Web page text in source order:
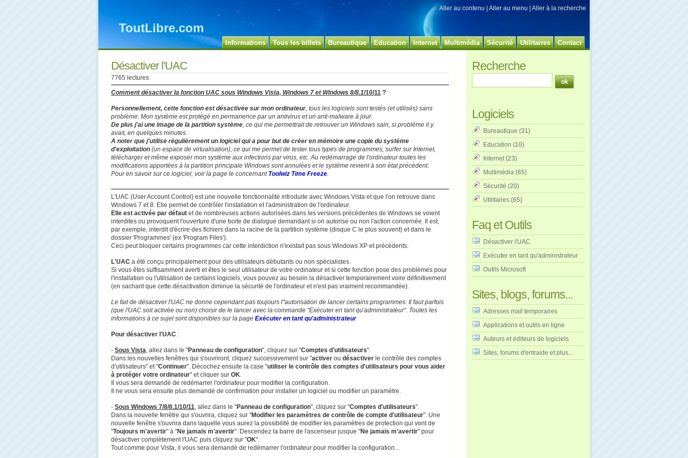
ToutLibre.com
Aller au contenu Aller au menu Aller à la recherche
Informations Tous les billets Bureautique Education Internet Multimédia Sécurité Utilitaires Contact
Désactiver l'UAC
7765 lectures
Comment désactiver la fonction UAC sous Windows Vista, Windows 7 et Windows 8/8.1/10/11 ?
Personnellement, cette fonction est désactivée sur mon ordinateur, tous les logiciels sont testés (et utilisés) sans
problème. Mon système est protégé en permanence par un antivirus et un anti-malware à jour.
De plus j'ai une image de la partition système, ce qui me permettrait de retrouver un Windows sain, si problème il y
avait, en quelques minutes.
A noter que j'utilise régulièrement un logiciel qui a pour but de créer en mémoire une copie du système
d'exploitation (un espace de virtualisation), ce qui me permet de tester tous types de programmes, surfer sur Internet,
télécharger et même exposer mon système aux infections par virus, etc. Au redémarrage de l'ordinateur toutes les
modifications apportées à la partition principale Windows sont annulées et le système revient à son état précédent.
Pour en savoir sur ce logiciel, voir la page le concernant Toolwiz Time Freeze.
L'UAC (User Account Control) est une nouvelle fonctionnalité introduite avec Windows Vista et que l'on retrouve dans
Windows 7 et 8. Elle permet de contrôler l'installation et l'administration de l'ordinateur.
Elle est activée par défaut et de nombreuses actions autorisées dans les versions précédentes de Windows se voient
interdites ou provoquent l'ouverture d'une boite de dialogue demandant si on autorise ou non l'action concernée. Il est,
par exemple, interdit d'écrire des fichiers dans la racine de la partition système (disque C le plus souvent) et dans le
dossier 'Programmes' (ex 'Program Files').
Ceci peut bloquer certains programmes car cette interdiction n'existait pas sous Windows XP et précédents.
L'UAC a été conçu principalement pour des utilisateurs débutants ou non spécialistes.
Si vous êtes suffisamment averti et êtes le seul utilisateur de votre ordinateur et si cette fonction pose des problèmes pour
l'installation ou l'utilisation de certains logiciels, vous pouvez au besoin la désactiver temporairement voire définitivement
(en sachant que cette désactivation diminue la sécurité de l'ordinateur et n'est pas vraiment recommandée).
Le fait de désactiver l'UAC ne donne cependant pas toujours l''autorisation de lancer certains programmes. Il faut parfois
(que l'UAC soit activée ou non) choisir de le lancer avec la commande "Exécuter en tant qu'administrateur". Toutes les
informations à ce sujet sont disponibles sur la page Exécuter en tant qu'administrateur
Pour désactiver l'UAC :
- Sous Vista, allez dans le "Panneau de configuration", cliquez sur "Comptes d'utilisateurs".
Dans les nouvelles fenêtres qui s'ouvriront, cliquez successivement sur "activer ou désactiver le contrôle des comptes
d'utilisateurs" et "Continuer". Décochez ensuite la case "utiliser le contrôle des comptes d'utilisateurs pour vous aider
à protéger votre ordinateur" et cliquer sur OK.
Il vous sera demandé de redémarrer l'ordinateur pour modifier la configuration.
Il ne vous sera ensuite plus demandé de confirmation pour installer un logiciel ou modifier un paramètre.
- Sous Windows 7/8/8.1/10/11, allez dans le "Panneau de configuration", cliquez sur "Comptes d'utilisateurs".
Dans la nouvelle fenêtre qui s'ouvrira, cliquez sur "Modifier les paramètres de contrôle de compte d'utilisateur". Une
nouvelle fenêtre s'ouvrira dans laquelle vous aurez la possibilité de modifier les paramètres de protection qui vont de
"Toujours m'avertir" à "Ne jamais m'avertir". Descendez la barre de l'ascenseur jusque "Ne jamais m'avertir" pour
désactiver complètement l'UAC puis cliquez sur "OK".
Tout comme pour Vista, il vous sera demandé de redémarrer l'ordinateur pour modifier la configuration...
Recherche
Logiciels
Bureautique (31)
Education (10)
Internet(23)
Multimédia (65)
Sécurité (20)
Utilitaires (65)
Faq et Outils
Désactiver l'UAC
Exécuter en tant qu'administrateur
Outils Microsoft
Sites, blogs, forums...
Adresses mail temporaires
Applications et outils en ligne
Auteurs et éditeurs de logiciels
Sites, forums d'entraide et plus...